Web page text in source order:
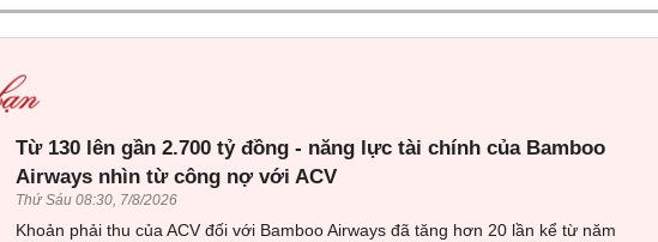
Từ 130 lên gần 2.700 tỷ đồng - năng lực tài chính của Bamboo
Airways nhìn từ công nợ với ACV
Thứ Sáu 08:30, 7/8/2026
Khoản phải thu của ACV đối với Bamboo Airways đã tăng hơn 20 lần kể từ năm